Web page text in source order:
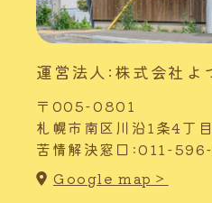
運営法人:株式会社よ
〒005-0801
札幌市南区川沿1条4丁
苦情解決窓口:011-
Google map＞